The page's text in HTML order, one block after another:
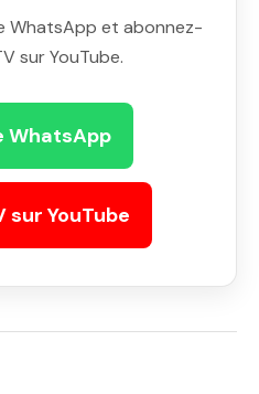
WhatsApp et abonnez-
sur YouTube.
WhatsApp
sur YouTube